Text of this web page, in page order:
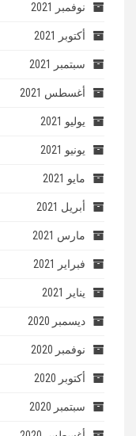
نوفمبر 2021
أكتوبر 2021
سبتمبر 2021
أغسطس 2021
يوليو 2021
يونيو 2021
مايو 2021
أبريل 2021
مارس 2021
فبراير 2021
يناير 2021
ديسمبر 2020
نوفمبر 2020
أكتوبر 2020
سبتمبر 2020